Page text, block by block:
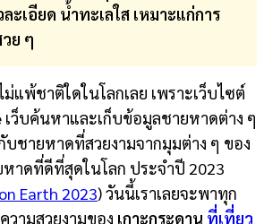
ะเอียด น้ำทะเลใส เหมาะแก่การ
ย ๆ
ม่แพ้ชาติใดในโลกเลย เพราะเว็บไซต์
เว็บค้นหาและเก็บข้อมูลชายหาดต่าง ๆ
ชายหาดที่สวยงามจากมุมต่าง ๆ ของ
าดที่ดีที่สุดในโลก ประจำปี 2023
Earth 2023) วันนี้เราเลยจะพาทุก
ามสวยงามของ เกาะกระดาน ที่เที่ยว